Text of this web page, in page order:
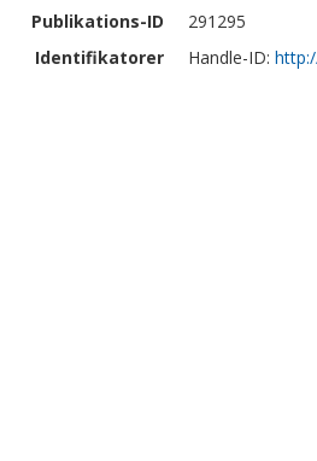
Publikations-ID
291295
Identifikatorer
Handle-ID: